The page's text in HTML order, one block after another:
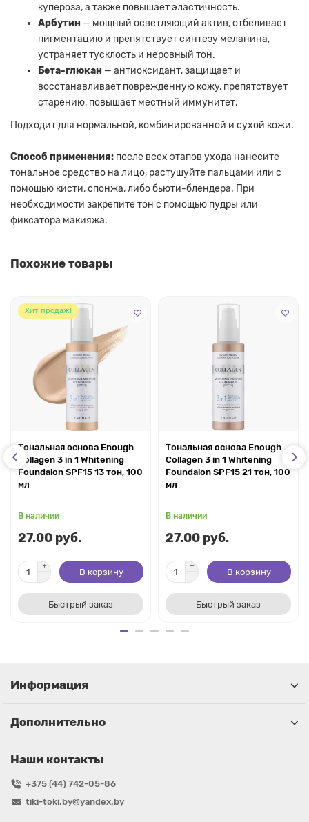
купероза, а также повышает эластичность.
Арбутин — мощный осветляющий актив, отбеливает
пигментацию и препятствует синтезу меланина,
устраняет тусклость и неровный тон.
Бета-глюкан — антиоксидант, защищает и
восстанавливает поврежденную кожу, препятствует
старению, повышает местный иммунитет.
Подходит для нормальной, комбинированной и сухой кожи.
Способ применения: после всех этапов ухода нанесите
тональное средство на лицо, растушуйте пальцами или с
помощью кисти, спонжа, либо бьюти-блендера. При
необходимости закрепите тон с помощью пудры или
фиксатора макияжа.
Похожие товары
Хит продаж!
Тональная основа Enough
Collagen 3 in 1 Whitening
Foundaion SPF15 13 тон, 100
мл
В наличии
27.00 руб.
В корзину
Быстрый заказ
Тональная основа Enough
Collagen 3 in 1 Whitening
Foundaion SPF15 21 тон, 100
мл
В наличии
27.00 руб.
В корзину
Быстрый заказ
Информация
Дополнительно
Наши контакты
+375 (44) 742-05-86
tiki-toki.by@yandex.by